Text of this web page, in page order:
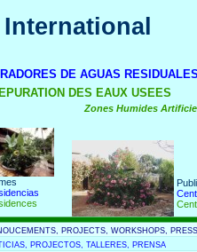
DE AGUAS RESIDUALES
DES EAUX USEES
Zones Humides
PROJECTS, WORKSHOPS,
PROJECTOS, TALLERES, PRENSA